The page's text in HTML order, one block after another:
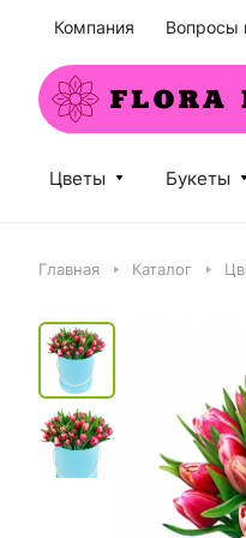
Компания Вопросы
Цветы Букеты
Главная Каталог